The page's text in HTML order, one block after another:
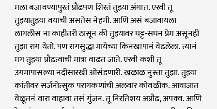
मला बजावण्यापुरतं प्रौढपण शिरतं तुझ्या अंगात. एरवी तू
तुझ्यातुझ्या वयाची असतेस नेहमी. आणि असं बजावायला
लागलीस ना काहीतरी ठासून की तुझ्यावर घट्ट-सघन प्रेम असूनही
तुझा राग येतो. पण रागसुद्धा मायेच्या किनखापानं वेढलेला. त्यानं
मग तुझ्या प्रौढत्वाची मात्रा वाढत जाते. एरवी कशी तू
उगमापासल्या नदीसारखी ओसंडणारी. खळाळ नुस्ता तुझा. तुझ्या
कांतीवर सर्जनोत्सुक परागकणांची अलवार कोवळीक. आवाजात
वेळूतनं वारा वाहावा तसं गुंजन. तू निरतिशय अप्रौढ, अपक्व. आणि